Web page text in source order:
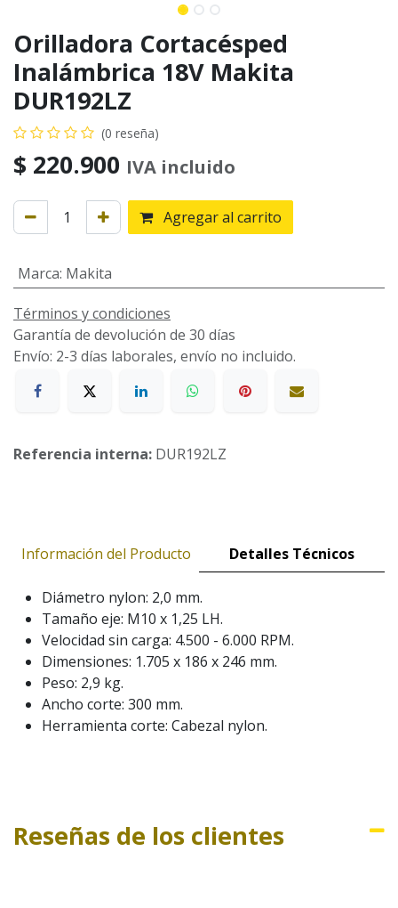
Orilladora Cortacésped
Inalámbrica 18V Makita
DUR192LZ
(0 reseña)
$ 220.900 IVA incluido
Agregar al carrito
Marca: Makita
Términos y condiciones
Garantía de devolución de 30 días
Envío: 2-3 días laborales, envío no incluido.
Referencia interna: DUR192LZ
Información del Producto Detalles Técnicos
Diámetro nylon: 2,0 mm.
Tamaño eje: M10 x 1,25 LH.
Velocidad sin carga: 4.500 - 6.000 RPM.
Dimensiones: 1.705 x 186 x 246 mm.
Peso: 2,9 kg.
Ancho corte: 300 mm.
Herramienta corte: Cabezal nylon.
Reseñas de los clientes